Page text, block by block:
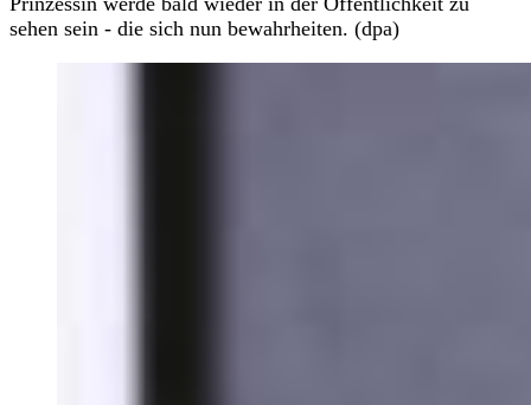
sehen sein - die sich nun bewahrheiten. (dpa)